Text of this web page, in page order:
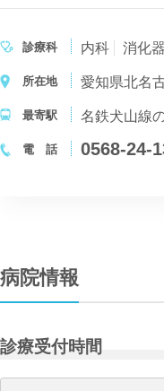
診療科 内科 消化
所在地 愛知県北名
最寄駅
電 話 0568-24-
病院情報
診療受付時間